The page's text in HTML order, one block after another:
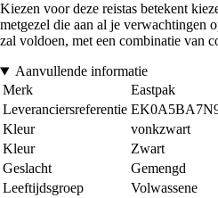
Kiezen voor deze reistas betekent
metgezel die aan al je verwachtingen
zal voldoen, met een combinatie van
Aanvullende informatie
Merk
Eastpak
Leveranciersreferentie
Kleur
vonkzwart
Kleur
Zwart
Geslacht
Gemengd
Leeftijdsgroep
Volwassene